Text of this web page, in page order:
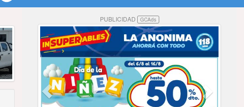
PUBLICIDAD GCAds